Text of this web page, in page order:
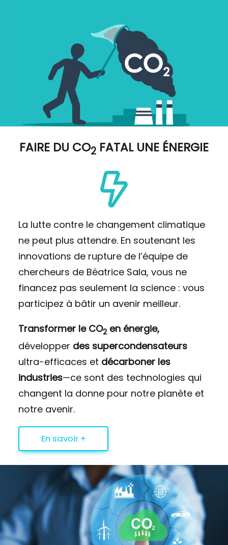
FAIRE DU CO2 FATAL UNE ÉNERGIE
La lutte contre le changement climatique
ne peut plus attendre. En soutenant les
innovations de rupture de l’équipe de
chercheurs de Béatrice Sala, vous ne
financez pas seulement la science : vous
participez à bâtir un avenir meilleur.
Transformer le CO2 en énergie,
développer des supercondensateurs
ultra-efficaces et décarboner les
industries—ce sont des technologies qui
changent la donne pour notre planète et
notre avenir.
En savoir +